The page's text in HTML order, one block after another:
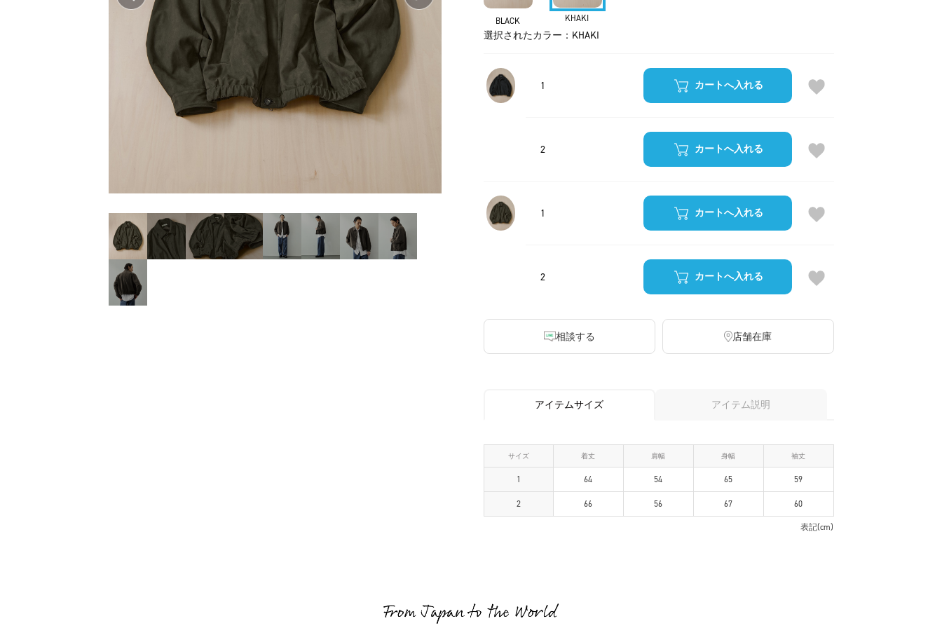
BLACK KHAKI
選択されたカラー：KHAKI
1 カートへ入れる
2 カートへ入れる
1 カートへ入れる
2 カートへ入れる
相談する 店舗在庫
アイテムサイズ アイテム説明
サイズ 着丈 肩幅 身幅 袖丈
1 64 54 65 59
2 66 56 67 60
表記(cm)